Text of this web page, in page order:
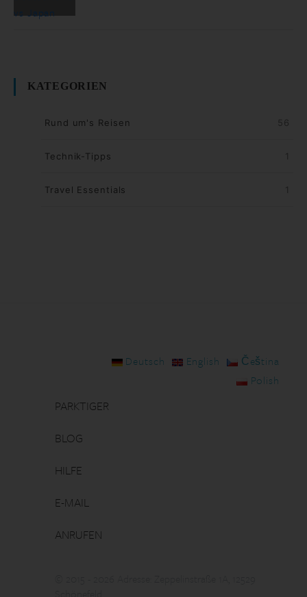
KATEGORIEN
Rund um's Reisen 56
Technik-Tipps 1
Travel Essentials 1
Deutsch English
Čeština
Polish
PARKTIGER
BLOG
HILFE
E-MAIL
ANRUFEN